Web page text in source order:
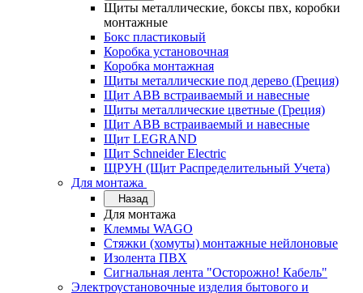
Щиты металлические, боксы пвх, коробки
монтажные
Бокс пластиковый
Коробка установочная
Коробка монтажная
Щиты металлические под дерево (Греция)
Щит ABB встраиваемый и навесные
Щиты металлические цветные (Греция)
Щит ABB встраиваемый и навесные
Щит LEGRAND
Щит Schneider Electric
ЩРУН (Щит Распределительный Учета)
Для монтажа
Назад
Для монтажа
Клеммы WAGO
Стяжки (хомуты) монтажные нейлоновые
Изолента ПВХ
Сигнальная лента "Осторожно! Кабель"
Электроустановочные изделия бытового и